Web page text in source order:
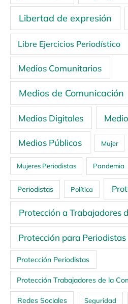
Libertad de expresión
Libre Ejercicios Periodístico
Medios Comunitarios
Medios de Comunicación
Medios Digitales
Medios Públicos Mujer
Mujeres Periodistas Pandemia
Periodistas Política
Protección a Trabajadores
Protección para Periodistas
Protección Periodistas
Protección Trabajadores de la
Redes Sociales Seguridad